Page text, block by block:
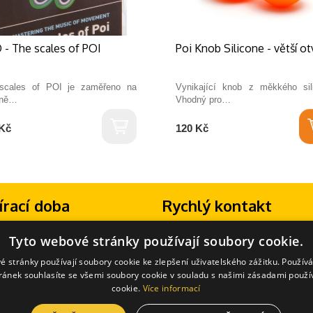
- The scales of POI
of POI je zaměřeno na
Poi Knob Silicone - větší
Vynikající knob z měkkého
Vhodný pro…
120 Kč
doba
telefonické domluvě možno
i jiný čas.
Rychlý kontakt
+420 702 277 133(Po-Pá 8:00-18:00)
E-mail:
info@zongluj.cz
Tyto webové stránky používají soubory cookie.
stránky používají soubory cookie ke zlepšení uživatelského zážitku.
souhlasíte se všemi soubory cookie v souladu s našimi zásadami
cookie. Více informací